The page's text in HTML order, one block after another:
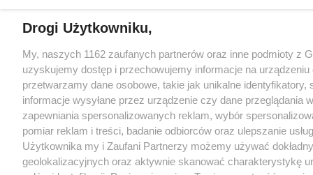
Drogi Użytkowniku,
My, naszych 1162 zaufanych partnerów oraz inne podmioty z
uzyskujemy dostęp i przechowujemy informacje na urządzeniu
przetwarzamy dane osobowe, takie jak unikalne identyfikatory,
informacje wysyłane przez urządzenie czy dane przeglądania
zapewniania spersonalizowanych reklam, wybór
pomiar reklam i treści, badanie odbiorców oraz ulepszanie
Użytkownika my i Zaufani Partnerzy możemy używać
geolokalizacyjnych oraz aktywnie skanować charakterystykę